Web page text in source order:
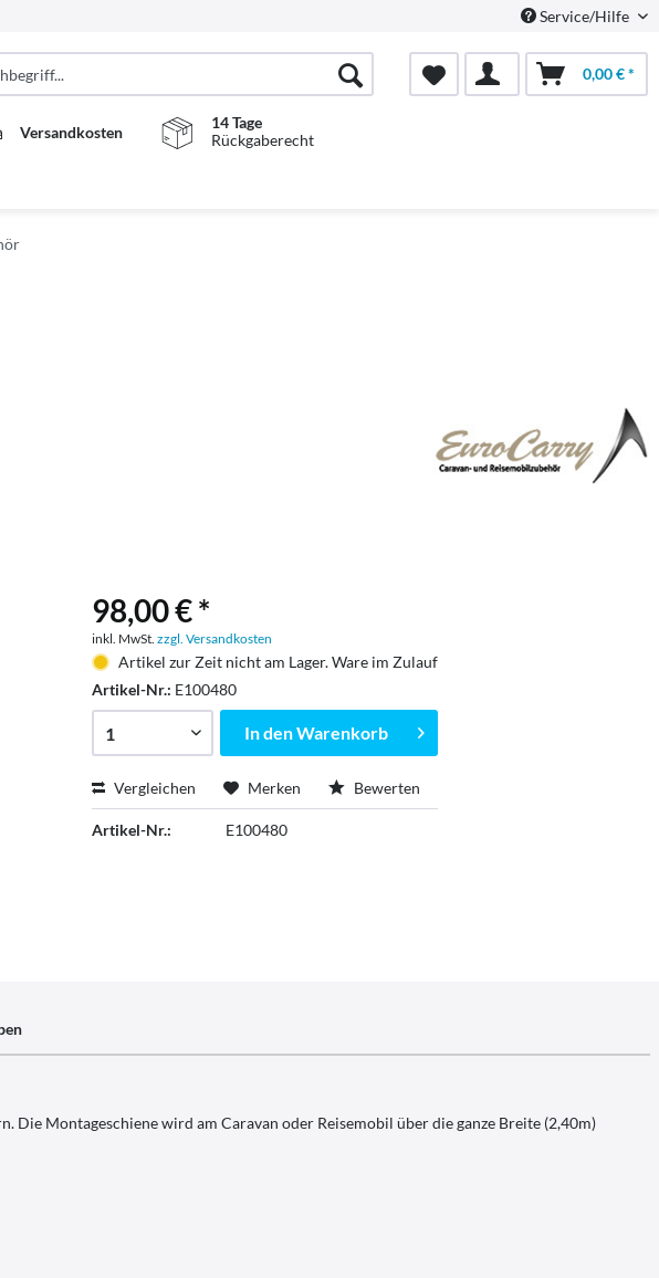
Service/Hilfe
0,00 € *
Versandkosten
14 Tage
Rückgaberecht
98,00 € *
inkl. MwSt.zzgl. Versandkosten
Artikel zur Zeit nicht am Lager. Ware im Zulauf
Artikel-Nr.: E100480
In denWarenkorb
Vergleichen Merken Bewerten
Artikel-Nr.: E100480
Montageschiene wird am Caravan oder Reisemobil über die ganze Breite (2,40m)